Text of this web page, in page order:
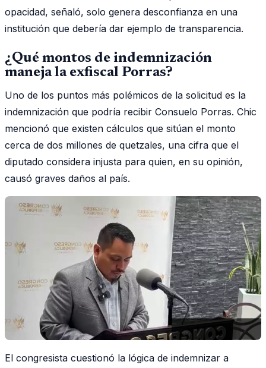
opacidad, señaló, solo genera desconfianza en una
institución que debería dar ejemplo de transparencia.
¿Qué montos de indemnización
maneja la exfiscal Porras?
Uno de los puntos más polémicos de la solicitud es la
indemnización que podría recibir Consuelo Porras. Chic
mencionó que existen cálculos que sitúan el monto
cerca de dos millones de quetzales, una cifra que el
diputado considera injusta para quien, en su opinión,
causó graves daños al país.
El congresista cuestionó la lógica de indemnizar a